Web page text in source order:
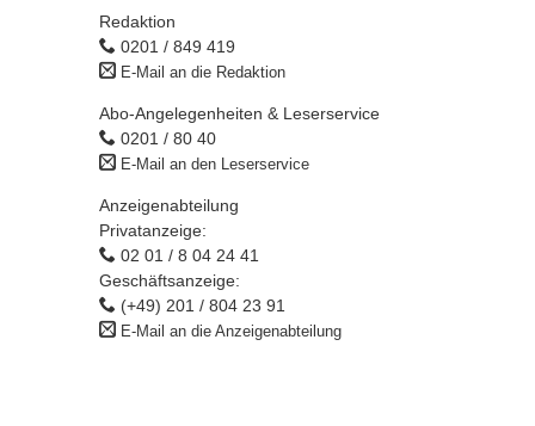
Redaktion
0201 / 849 419
E-Mail an die Redaktion
Abo-Angelegenheiten & Leserservice
0201 / 80 40
E-Mail an den Leserservice
Anzeigenabteilung
Privatanzeige:
02 01 / 8 04 24 41
Geschäftsanzeige:
(+49) 201 / 804 23 91
E-Mail an die Anzeigenabteilung